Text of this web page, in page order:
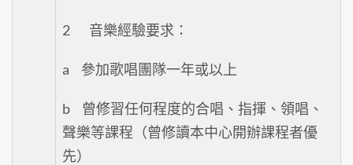
2 音樂經驗要求：
a 參加歌唱團隊一年或以上
b 曾修習任何程度的合唱、指揮、領唱、
聲樂等課程（曾修讀本中心開辦課程者優
先）